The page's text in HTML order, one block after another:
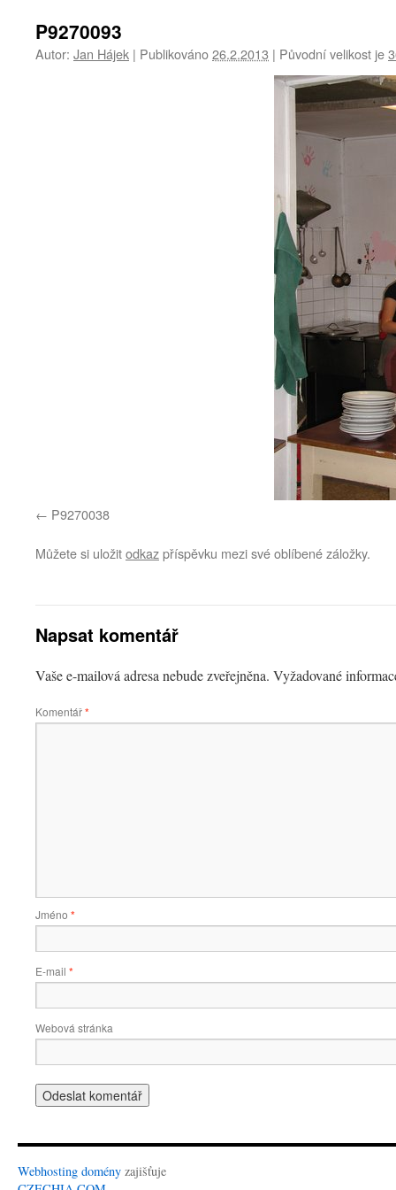
P9270093
Autor: Jan Hájek | Publikováno26.2.2013 | Původní velikost je
P9270038
Můžete si uložitodkazpříspěvku mezi své oblíbené záložky.
Napsat komentář
Vaše e-mailová adresa nebude zveřejněna. Vyžadované
Komentář*
Jméno *
E-mail *
Webová stránka
Webhosting domény zajišťuje